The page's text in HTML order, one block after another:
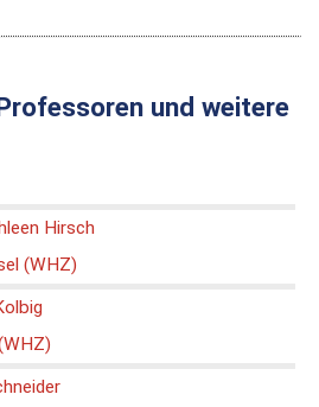
und weitere
Hirsch
(WHZ)